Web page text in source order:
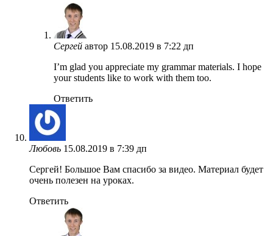
Сергей автор 15.08.2019 в 7:22 дп
I’m glad you appreciate my grammar materials. I hope
your students like to work with them too.
Ответить
Любовь 15.08.2019 в 7:39 дп
Сергей! Большое Вам спасибо за видео. Материал будет
очень полезен на уроках.
Ответить